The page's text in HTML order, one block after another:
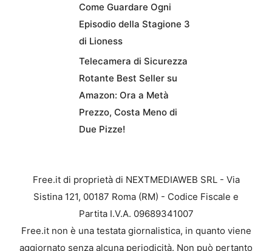
Come Guardare Ogni
Episodio della Stagione 3
di Lioness
Telecamera di Sicurezza
Rotante Best Seller su
Amazon: Ora a Metà
Prezzo, Costa Meno di
Due Pizze!
Free.it di proprietà di NEXTMEDIAWEB SRL - Via
Sistina 121, 00187 Roma (RM) - Codice Fiscale e
Partita I.V.A. 09689341007
Free.it non è una testata giornalistica, in quanto viene
aggiornato senza alcuna periodicità. Non può pertanto